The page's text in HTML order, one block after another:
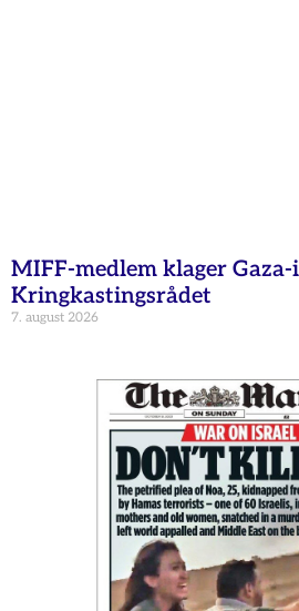
MIFF-medlem klager
Kringkastingsrådet
7. august 2026